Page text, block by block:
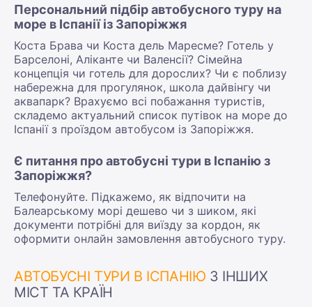
Персональний підбір автобусного туру на
море в Іспанії із Запоріжжя
Коста Брава чи Коста дель Маресме? Готель у
Барселоні, Аліканте чи Валенсії? Сімейна
концепція чи готель для дорослих? Чи є поблизу
набережна для прогулянок, школа дайвінгу чи
аквапарк? Врахуємо всі побажання туристів,
складемо актуальний список путівок на море до
Іспанії з проїздом автобусом із Запоріжжя.
Є питання про автобусні тури в Іспанію з
Запоріжжя?
Телефонуйте. Підкажемо, як відпочити на
Балеарському морі дешево чи з шиком, які
документи потрібні для виїзду за кордон, як
оформити онлайн замовлення автобусного туру.
АВТОБУСНІ ТУРИ В ІСПАНІЮ З ІНШИХ
МІСТ ТА КРАЇН